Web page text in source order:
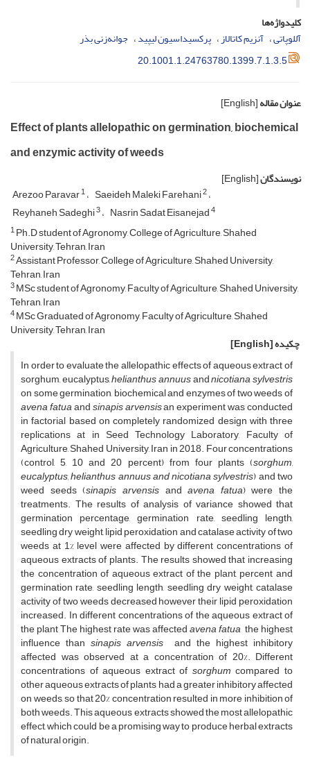
کلیدواژه‌ها
آللوپاتی آنزیم کاتالاز پرکسیداسیون لیپید جوانه‌زنی بذر
20.1001.1.24763780.1399.7.1.3.5
عنوان مقاله[English]
Effect of plants allelopathic on germination, biochemical
and enzymic activity of weeds
نویسندگان[English]
Arezoo Paravar1 Saeideh Maleki Farehani2
Reyhaneh Sadeghi3 Nasrin Sadat Eisanejad4
1Ph.D student of Agronomy, College of Agriculture, Shahed
University, Tehran, Iran
2Assistant Professor, College of Agriculture, Shahed University,
Tehran, Iran
3MSc student of Agronomy, Faculty of Agriculture, Shahed University,
Tehran, Iran
4MSc Graduated of Agronomy, Faculty of Agriculture, Shahed
University, Tehran, Iran
چکیده[English]
In order to evaluate the allelopathic effects of aqueous extract of
sorghum, eucalyptus,helianthus annuusandnicotiana sylvestris
on some germination, biochemical and enzymes of two weeds of
avena fatuaandsinapis arvensisan experiment was conducted
in factorial based on completely randomized design with three
replications at in Seed Technology Laboratory, Faculty of
Agriculture, Shahed University, Iran in 2018. Four concentrations
(control, 5, 10 and 20 percent) from four plants (sorghum,
eucalyptus, helianthus annuus and nicotiana sylvestris) and two
weed seeds (sinapis arvensisandavena fatua) were the
treatments. The results of analysis of variance showed that
germination percentage, germination rate, seedling length,
seedling dry weight, lipid peroxidation and catalase activity of two
weeds at 1% level were affected by different concentrations of
aqueous extracts of plants. The results showed that increasing
the concentration of aqueous extract of the plant, percent and
germination rate, seedling length, seedling dry weight, catalase
activity of two weeds decreased however their lipid peroxidation
increased. In different concentrations of the aqueous extract of
the plant The highest rate was affectedavena fatua the highest
influence than sinapis arvensis and the highest inhibitory
affected was observed at a concentration of 20%. Different
concentrations of aqueous extract of sorghumcompared to
other aqueous extracts of plants had a greater inhibitory affected
on weeds, so that 20% concentration resulted in more inhibition of
both weeds. This aqueous extracts showed the most allelopathic
effect, which could be a promising way to produce herbal extracts
of natural origin.